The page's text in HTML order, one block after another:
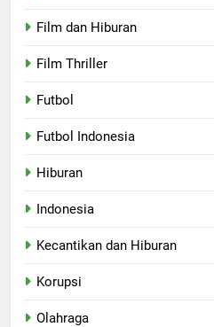
Film dan Hiburan
Film Thriller
Futbol
Futbol Indonesia
Hiburan
Indonesia
Kecantikan dan Hiburan
Korupsi
Olahraga